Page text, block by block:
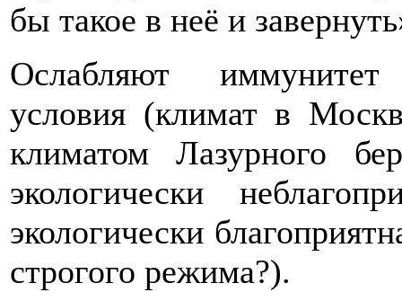
бы такое в неё и
Ослабляют иммунитет
условия (климат в
климатом Лазурного
экологически
экологически
строгого режима?).